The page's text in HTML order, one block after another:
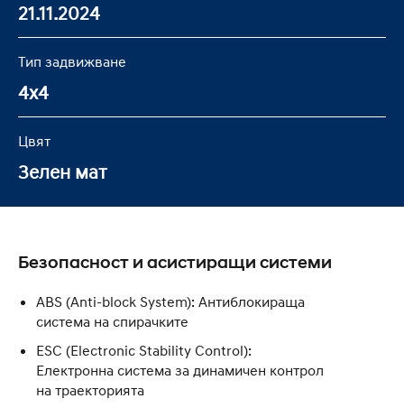
21.11.2024
Тип задвижване
4x4
Цвят
Зелен мат
Безопасност и асистиращи системи
ABS (Anti-block System): Антиблокираща
система на спирачките
ESC (Electronic Stability Control):
Eлектронна система за динамичен контрол
на траекторията